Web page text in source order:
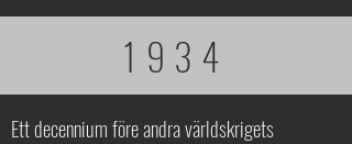
1934
Ett decennium före andra världskrigets